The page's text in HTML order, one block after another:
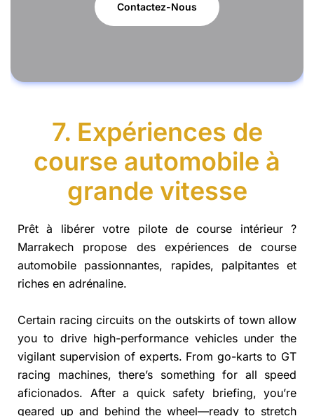
Contactez-Nous
7. Expériences de
course automobile à
grande vitesse
Prêt à libérer votre pilote de course intérieur ?
Marrakech propose des expériences de course
automobile passionnantes, rapides, palpitantes et
riches en adrénaline.
Certain racing circuits on the outskirts of town allow
you to drive high-performance vehicles under the
vigilant supervision of experts. From go-karts to GT
racing machines, there’s something for all speed
aficionados. After a quick safety briefing, you’re
geared up and behind the wheel—ready to stretch